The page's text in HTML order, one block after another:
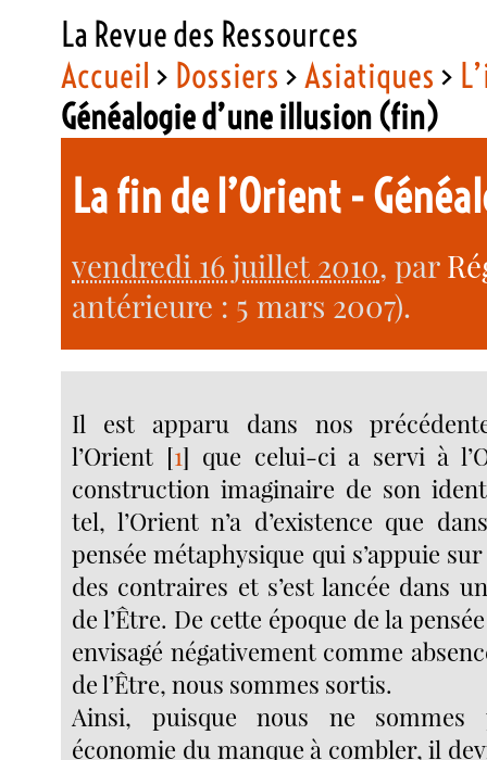
La Revue des Ressources
Accueil > Dossiers >Asiatiques >
Généalogie d’une illusion (fin)
La fin de l’Orient -
vendredi 16 juillet 2010, par
antérieure : 5 mars 2007).
Il est apparu dans nos
l’Orient [1] que celui-ci a servi à
construction imaginaire de son
tel, l’Orient n’a d’existence que
pensée métaphysique qui s’appuie
des contraires et s’est lancée dans
de l’Être. De cette époque de la
envisagé négativement comme
de l’Être, nous sommes sortis.
Ainsi, puisque nous ne sommes
économie du manque à combler, il